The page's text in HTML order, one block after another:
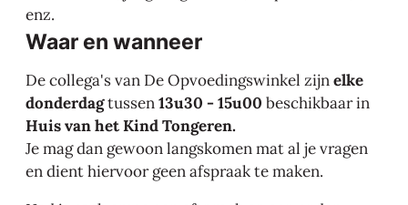
enz.
Waar en wanneer
De collega's van De Opvoedingswinkel zijnelke
donderdagtussen13u30 - 15u00 beschikbaar in
Huis van het Kind Tongeren.
Je mag dan gewoon langskomen mat al je vragen
en dient hiervoor geen afspraak te maken.